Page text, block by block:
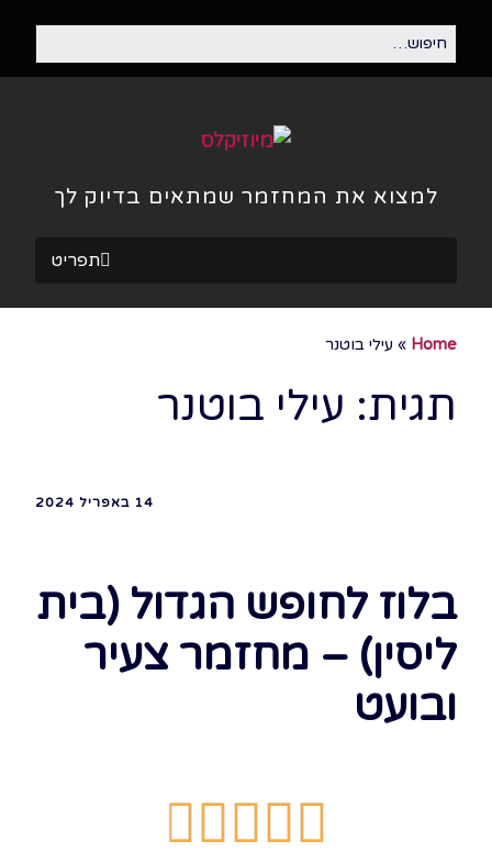
למצוא את המחזמר שמתאים בדיוק לך
תפריט
Home
» עילי בוטנר
תגית: עילי בוטנר
14 באפריל 2024
בלוז לחופש הגדול (בית
ליסין) – מחזמר צעיר
ובועט




